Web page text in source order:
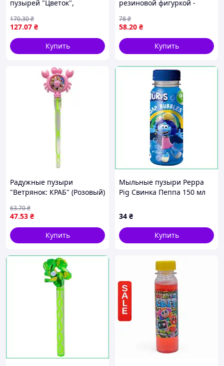
пузырей "Цветок",
127.07 ₴
170.30₴
Купить
резиновой фигуркой -
58.20 ₴
78₴
Купить
Радужные пузыри
"Ветрянок: КРАБ" (Розовый)
47.53 ₴
63.70₴
Купить
Мыльные пузыри Peppa
Pig Свинка Пеппа 150 мл
праздника и активных игр
на улице
34 ₴
Купить